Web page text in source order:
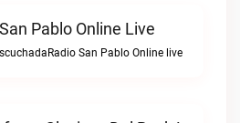
Pablo Online Live
San Pablo Online live